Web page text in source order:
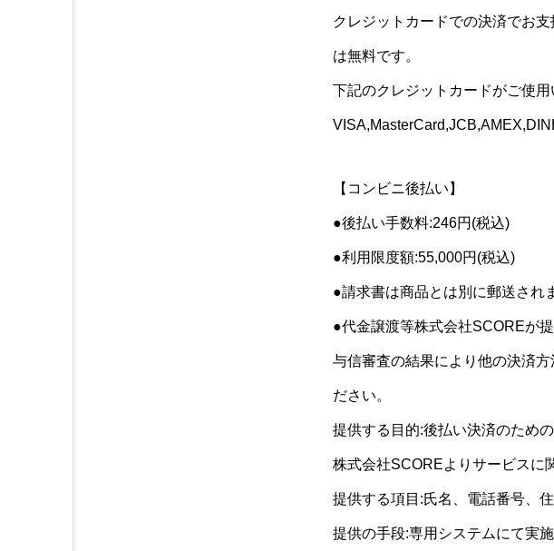
クレジットカードでの決済でお
は無料です。
下記のクレジットカードがご使用
【コンビニ後払い】
●後払い手数料:246円(税込)
●利用限度額:55,000円(税込)
●請求書は商品とは別に郵送され
●代金譲渡等株式会社SCOREが
与信審査の結果により他の決済
ださい。
提供する目的:後払い決済のため
株式会社SCOREよりサービスに
提供する項目:氏名、電話番号、
提供の手段:専用システムにて実施